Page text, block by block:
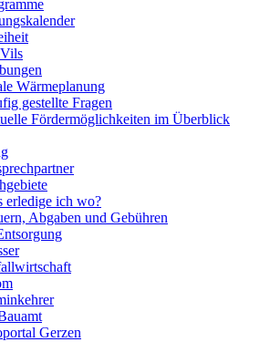
Wärmeplanung
gestellte Fragen
Fördermöglichkeiten im Überblick
erledige ich wo?
Abgaben und Gebühren
Gerzen